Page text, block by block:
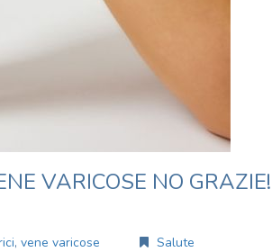
VARICOSE NO GRAZIE!
, vene varicose Salute